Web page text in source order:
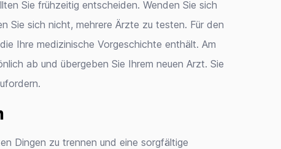
Sie frühzeitig entscheiden. Wenden Sie sich
Sie sich nicht, mehrere Ärzte zu testen. Für den
Ihre medizinische Vorgeschichte enthält. Am
ab und übergeben Sie Ihrem neuen Arzt. Sie
Dingen zu trennen und eine sorgfältige